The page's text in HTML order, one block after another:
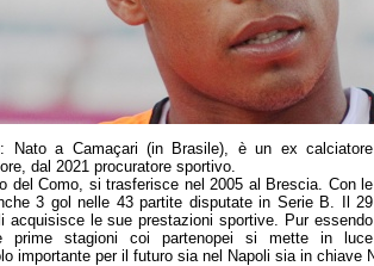
: Nato a Camaçari (in Brasile), è un ex calciatore
dal 2021 procuratore sportivo.
del Como, si trasferisce nel 2005 al Brescia. Con le
3 gol nelle 43 partite disputate in Serie B. Il 29
acquisisce le sue prestazioni sportive. Pur essendo
prime stagioni coi partenopei si mette in luce
importante per il futuro sia nel Napoli sia in chiave